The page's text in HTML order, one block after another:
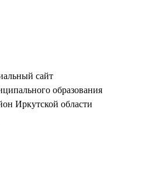
сайт
образования
Иркутской области